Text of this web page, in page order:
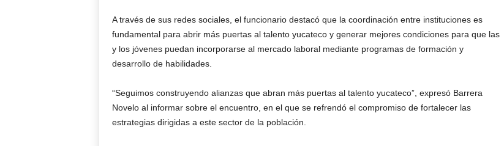
A través de sus redes sociales, el funcionario destacó que la coordinación entre instituciones es
fundamental para abrir más puertas al talento yucateco y generar mejores condiciones para que las
y los jóvenes puedan incorporarse al mercado laboral mediante programas de formación y
desarrollo de habilidades.
“Seguimos construyendo alianzas que abran más puertas al talento yucateco”, expresó Barrera
Novelo al informar sobre el encuentro, en el que se refrendó el compromiso de fortalecer las
estrategias dirigidas a este sector de la población.